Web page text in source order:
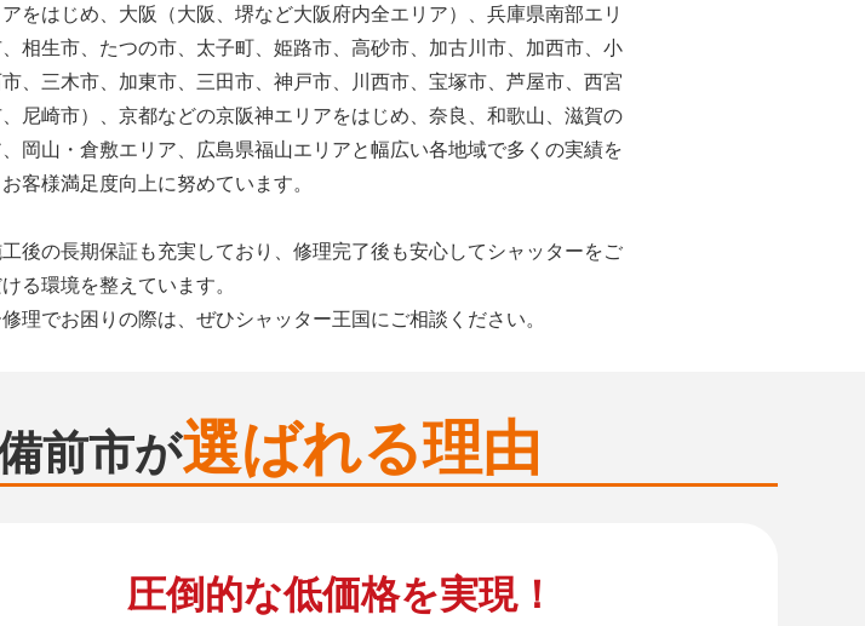
をはじめ、大阪（大阪、堺など大阪府内全エリア）、兵庫県南部エリ
相生市、たつの市、太子町、姫路市、高砂市、加古川市、加西市、小
、三木市、加東市、三田市、神戸市、川西市、宝塚市、芦屋市、西宮
尼崎市）、京都などの京阪神エリアをはじめ、奈良、和歌山、滋賀の
岡山・倉敷エリア、広島県福山エリアと幅広い各地域で多くの実績を
客様満足度向上に努めています。
後の長期保証も充実しており、修理完了後も安心してシャッターをご
る環境を整えています。
理でお困りの際は、ぜひシャッター王国にご相談ください。
前市が選ばれる理由
圧倒的な低価格を実現！